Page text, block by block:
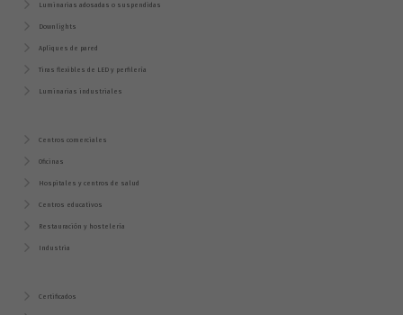
Luminarias adosadas o suspendidas
Downlights
Apliques de pared
Tiras flexibles de LED y perfilería
Luminarias industriales
Centros comerciales
Oficinas
Hospitales y centros de salud
Centros educativos
Restauración y hostelería
Industria
Certificados